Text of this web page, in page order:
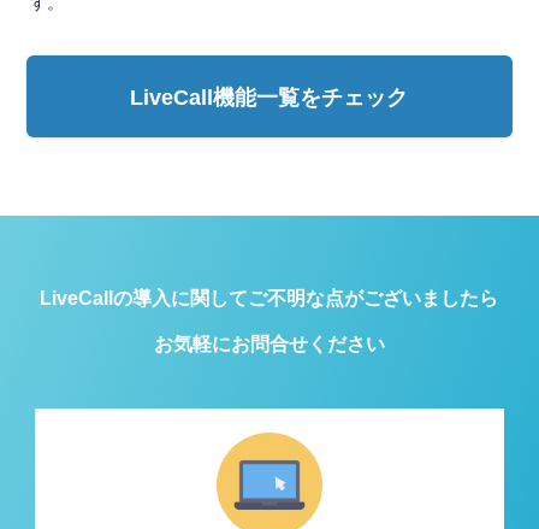
LiveCall機能一覧をチェック
LiveCallの導入に関してご不明な点がございましたら
お気軽にお問合せください